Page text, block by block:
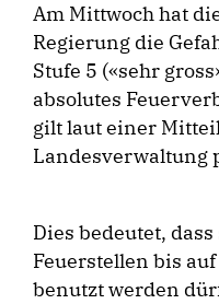
Am Mittwoch hat
Regierung die
Stufe 5 («sehr
absolutes
gilt laut einer
Landesverwaltung
Dies bedeutet,
Feuerstellen bis
benutzt werden